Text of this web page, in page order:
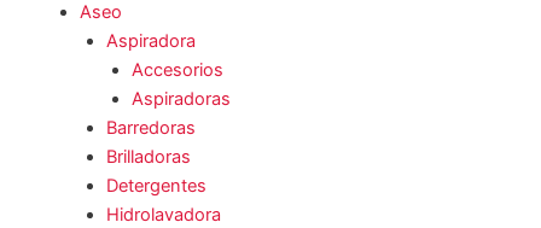
Aseo
Aspiradora
Accesorios
Aspiradoras
Barredoras
Brilladoras
Detergentes
Hidrolavadora